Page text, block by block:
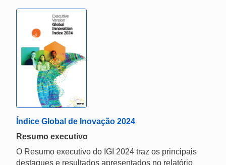
Índice Global de Inovação 2024
Resumo executivo
O Resumo executivo do IGI 2024 traz os principais
destaques e resultados apresentados no relatório